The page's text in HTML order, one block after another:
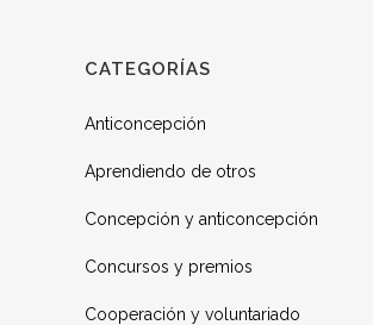
CATEGORÍAS
Anticoncepción
Aprendiendo de otros
Concepción y anticoncepción
Concursos y premios
Cooperación y voluntariado